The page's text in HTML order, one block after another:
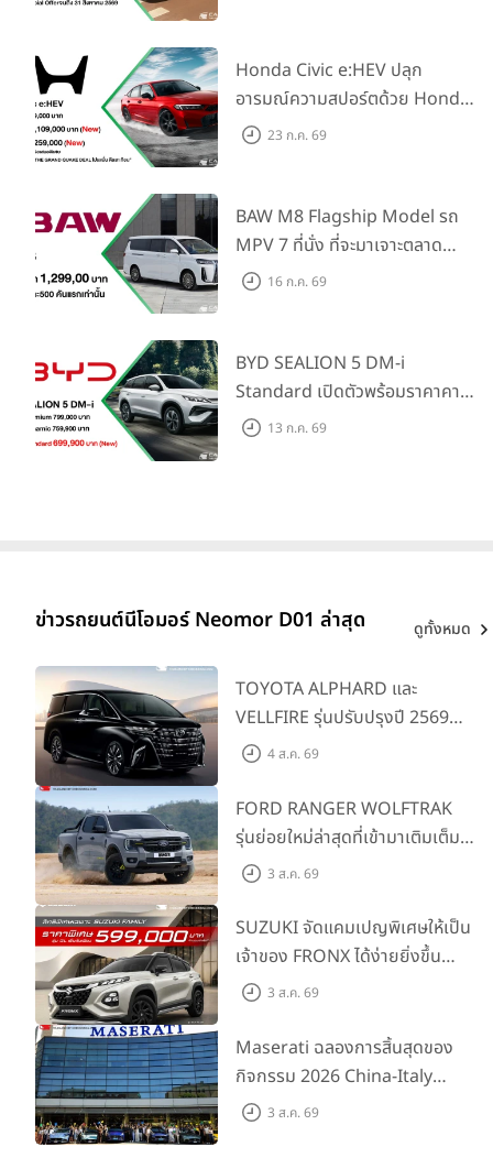
Honda Civic e:HEV ปลุก
อารมณ์ความสปอร์ตด้วย Honda
S+ Shift ครั้งแรกในไทย! พร้อม
เพียงจองภายใน 31 ก.ค. 2569
รับบัตรน้ำมันมูลค่า 10,000 บาท
23 ก.ค. 69
BAW M8 Flagship Model รถ
MPV 7 ที่นั่ง ที่จะมาเจาะตลาด
ครอบครัวและองค์กรยุคใหม่ เปิด
16 ก.ค. 69
BYD SEALION 5 DM-i
Standard เปิดตัวพร้อมราคาคาด
การณ์ 699,900 บาท รุ่นย่อย
13 ก.ค. 69
ข่าวรถยนต์นีโอมอร์ Neomor D01 ล่าสุด ดูทั้งหมด
TOYOTA ALPHARD และ
VELLFIRE รุ่นปรับปรุงปี 2569
พร้อมรุ่นย่อยใหม่ HEV SMART
4 ส.ค. 69
FORD RANGER WOLFTRAK
รุ่นย่อยใหม่ล่าสุดที่เข้ามาเติมเต็ม
ไลน์อัป พร้อมตอบโจทย์ทุกการ
ด้วยราคาพิเศษเริ่มต้นที่ 9.49 แสน
บาท
3 ส.ค. 69
SUZUKI จัดแคมเปญพิเศษให้เป็น
เจ้าของ FRONX ได้ง่ายยิ่งขึ้น
สำหรับรุ่น GL ราคาพิเศษเริ่มต้น
พร้อมข้อเสนอสุดคุ้ม
3 ส.ค. 69
Maserati ฉลองการสิ้นสุดของ
กิจกรรม 2026 China-Italy
Grand Tour ณ สำนักงานใหญ่
3 ส.ค. 69